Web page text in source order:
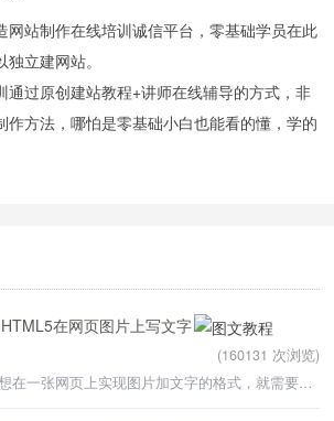
网站制作在线培训诚信平台，零基础学员在此
独立建网站。
通过原创建站教程+讲师在线辅导的方式，非
作方法，哪怕是零基础小白也能看的懂，学的
在网页图片上写文字
(160131 次浏览)
在做网站过程中，如果想在一张网页上实现图片加文字的格式，就需要通过Dreamweaver CS6破解版软件设置